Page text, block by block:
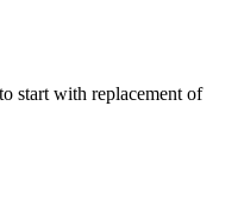
start with replacement of